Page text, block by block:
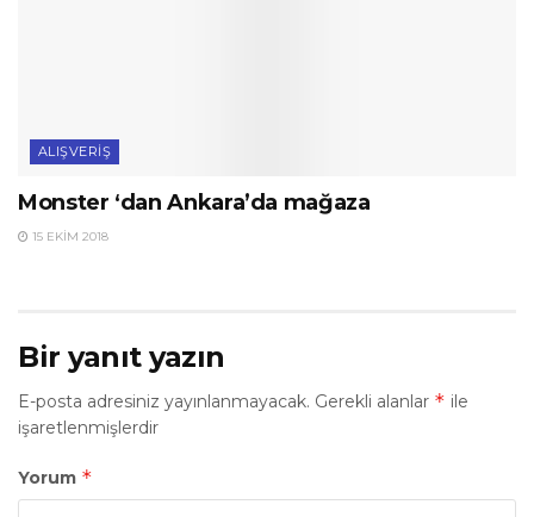
ALIŞVERIŞ
Monster ‘dan Ankara’da mağaza
15 EKIM 2018
Bir yanıt yazın
E-posta adresiniz yayınlanmayacak. Gerekli alanlar * ile
işaretlenmişlerdir
Yorum *